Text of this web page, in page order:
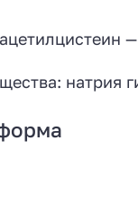
натрия